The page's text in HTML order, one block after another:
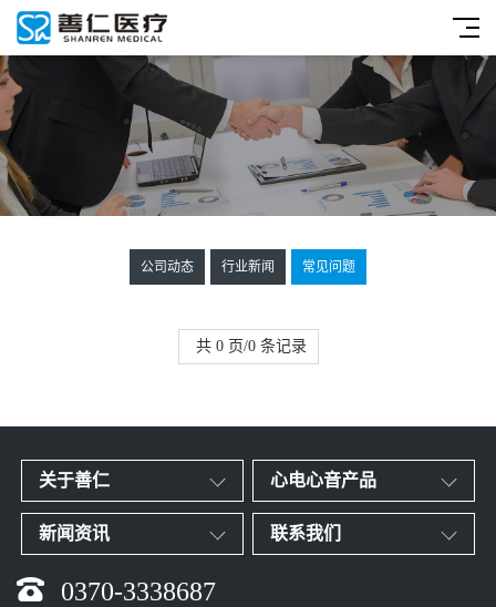
公司动态 行业新闻 常见问题
共 0 页/0 条记录
关于善仁 心电心音产品
新闻资讯 联系我们
0370-3338687